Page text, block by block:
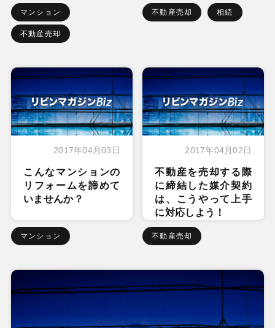
マンション
不動産売却
不動産売却 相続
2017年04月03日
こんなマンションの
リフォームを諦めて
いませんか？
マンション
2017年04月02日
不動産を売却する際
に締結した媒介契約
は、こうやって上手
に対応しよう！
不動産売却